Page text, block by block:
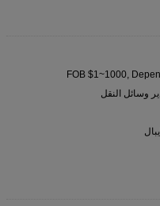
FOB $1~1000,
وسائل النقل